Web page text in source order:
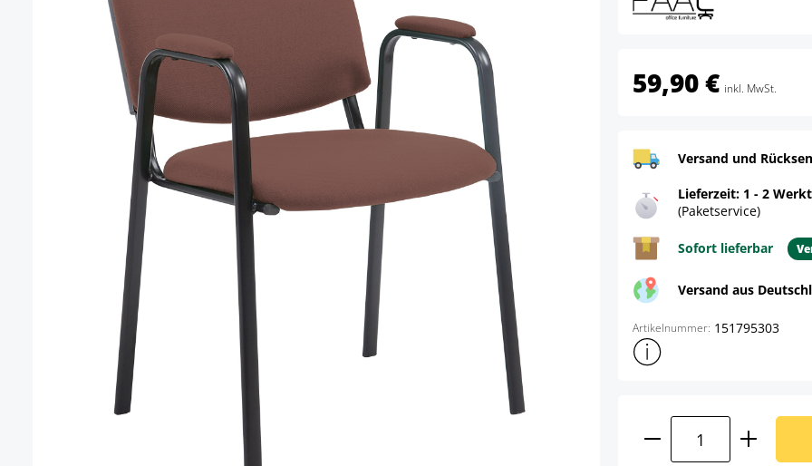
59,90 € inkl. MwSt.
Versand und
Lieferzeit: 1 - 2
(Paketservice)
Sofort lieferbar
Versand aus
Artikelnummer: 151795303
Weitere
Produkt Anzahl: